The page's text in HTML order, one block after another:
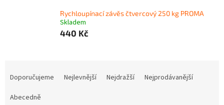
Rychloupínací závěs čtvercový 250 kg PROMA
Skladem
440 Kč
Doporučujeme Nejlevnější Nejdražší
Nejprodávanější
Abecedně